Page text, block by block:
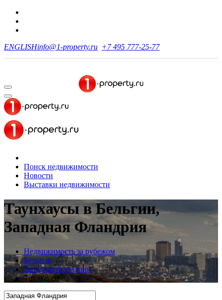
ENGLISHinfo@1-property.ru +7 495 777-25-77
Поиск недвижимости
Новости
Выставки недвижимости
Таунхаусы в Бельгии,
Западная Фландрия
Недвижимость за рубежом
Бельгия
Западная Фландрия
Таунхаусы